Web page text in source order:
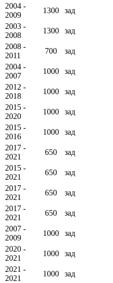
2004 -
2009
1300 зад
2003 -
2008
1300 зад
2008 -
2011
700 зад
2004 -
2007
1000 зад
2012 -
2018
1000 зад
2015 -
2020
1000 зад
2015 -
2016
1000 зад
2017 -
2021
650 зад
2015 -
2021
650 зад
2017 -
2021
650 зад
2017 -
2021
650 зад
2007 -
2009
1000 зад
2020 -
2021
1000 зад
2021 -
2021
1000 зад